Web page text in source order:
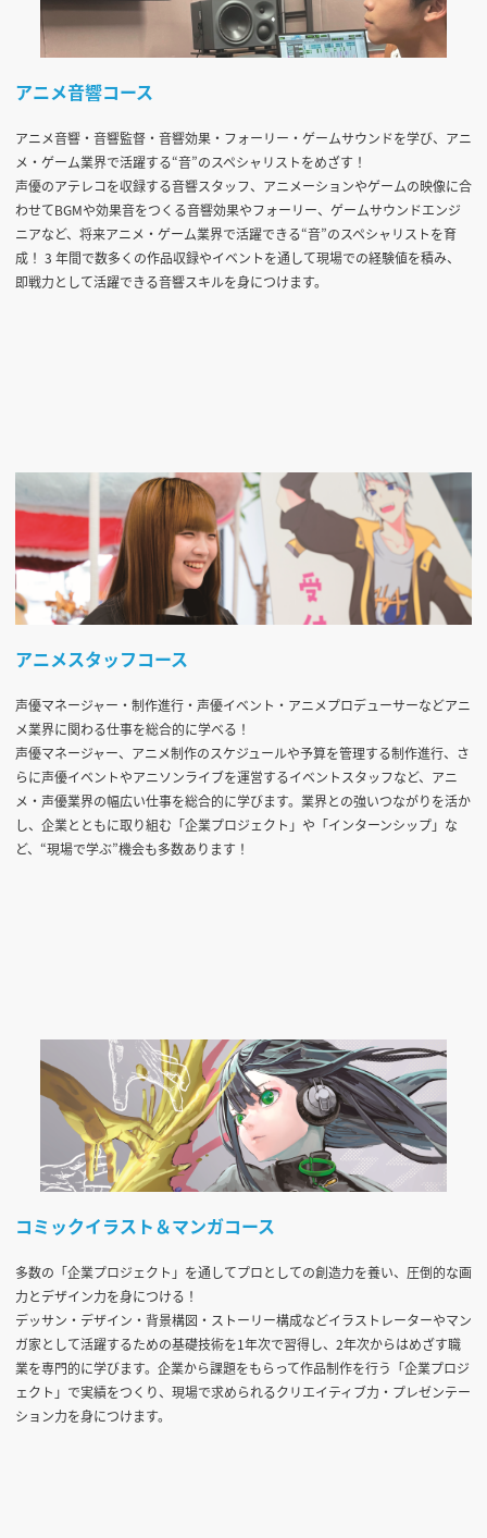
アニメ音響コース
アニメ音響・音響監督・音響効果・フォーリー・ゲームサウンドを学び、アニ
メ・ゲーム業界で活躍する“音”のスペシャリストをめざす！
声優のアテレコを収録する音響スタッフ、アニメーションやゲームの映像に合
わせてBGMや効果音をつくる音響効果やフォーリー、ゲームサウンドエンジ
ニアなど、将来アニメ・ゲーム業界で活躍できる“音”のスペシャリストを育
成！ 3 年間で数多くの作品収録やイベントを通して現場での経験値を積み、
即戦力として活躍できる音響スキルを身につけます。
アニメスタッフコース
声優マネージャー・制作進行・声優イベント・アニメプロデューサーなどアニ
メ業界に関わる仕事を総合的に学べる！
声優マネージャー、アニメ制作のスケジュールや予算を管理する制作進行、さ
らに声優イベントやアニソンライブを運営するイベントスタッフなど、アニ
メ・声優業界の幅広い仕事を総合的に学びます。業界との強いつながりを活か
し、企業とともに取り組む「企業プロジェクト」や「インターンシップ」な
ど、“現場で学ぶ”機会も多数あります！
コミックイラスト＆マンガコース
多数の「企業プロジェクト」を通してプロとしての創造力を養い、圧倒的な画
力とデザイン力を身につける！
デッサン・デザイン・背景構図・ストーリー構成などイラストレーターやマン
ガ家として活躍するための基礎技術を1年次で習得し、2年次からはめざす職
業を専門的に学びます。企業から課題をもらって作品制作を行う「企業プロジ
ェクト」で実績をつくり、現場で求められるクリエイティブ力・プレゼンテー
ション力を身につけます。